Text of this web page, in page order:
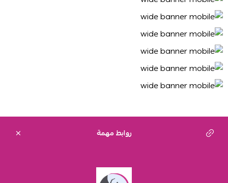
روابط مهمة